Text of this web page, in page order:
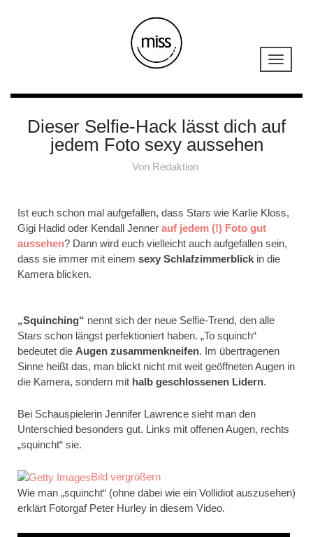
Dieser Selfie-Hack lässt dich auf
jedem Foto sexy aussehen
Von Redaktion
Ist euch schon mal aufgefallen, dass Stars wie Karlie Kloss,
Gigi Hadid oder Kendall Jenner auf jedem (!) Foto gut
aussehen? Dann wird euch vielleicht auch aufgefallen sein,
dass sie immer mit einem sexy Schlafzimmerblick in die
Kamera blicken.
„Squinching“ nennt sich der neue Selfie-Trend, den alle
Stars schon längst perfektioniert haben. „To squinch“
bedeutet die Augen zusammenkneifen. Im übertragenen
Sinne heißt das, man blickt nicht mit weit geöffneten Augen in
die Kamera, sondern mit halb geschlossenen Lidern.
Bei Schauspielerin Jennifer Lawrence sieht man den
Unterschied besonders gut. Links mit offenen Augen, rechts
„squincht“ sie.
Bild vergrößern
Wie man „squincht“ (ohne dabei wie ein Vollidiot auszusehen)
erklärt Fotorgaf Peter Hurley in diesem Video.